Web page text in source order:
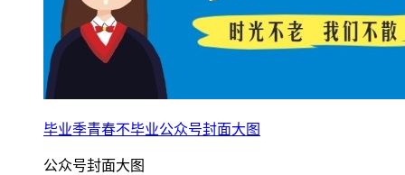
毕业季青春不毕业公众号封面大图
公众号封面大图